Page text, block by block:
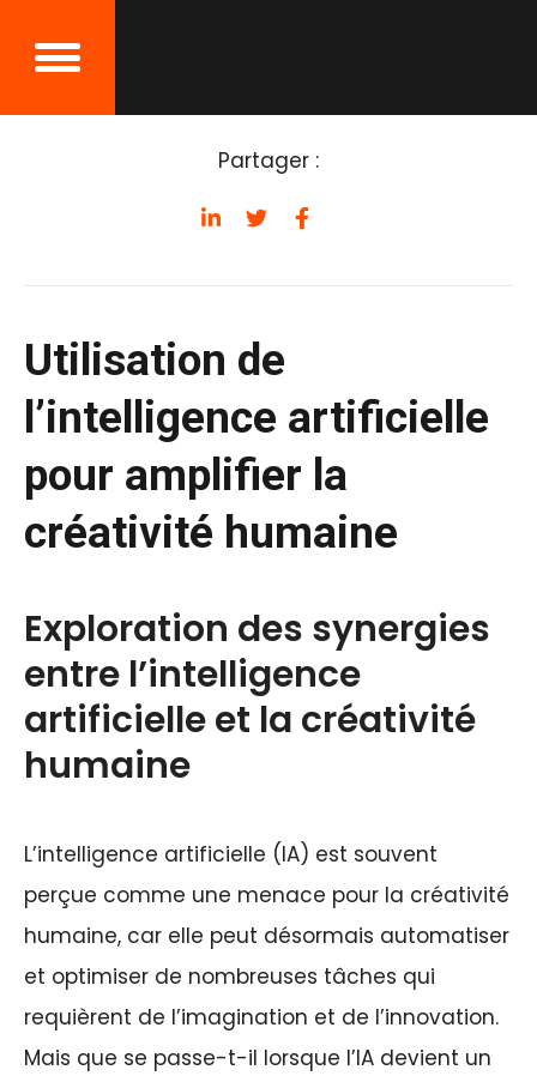
Partager :
Utilisation de
l’intelligence artificielle
pour amplifier la
créativité humaine
Exploration des synergies
entre l’intelligence
artificielle et la créativité
humaine
L’intelligence artificielle (IA) est souvent
perçue comme une menace pour la créativité
humaine, car elle peut désormais automatiser
et optimiser de nombreuses tâches qui
requièrent de l’imagination et de l’innovation.
Mais que se passe-t-il lorsque l’IA devient un